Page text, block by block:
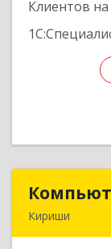
Клиентов
Кириши